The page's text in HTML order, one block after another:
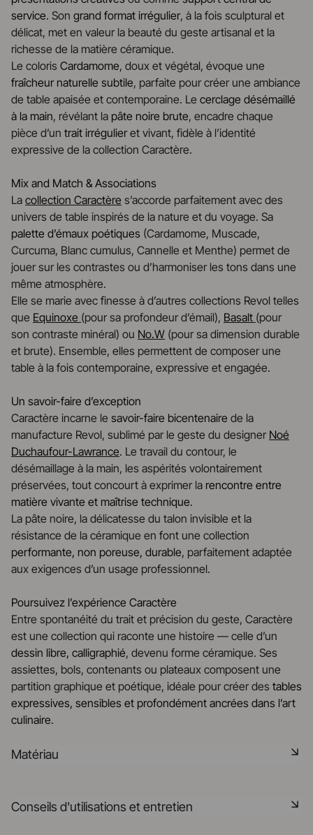
service. Son grand format irrégulier, à la fois sculptural et
délicat, met en valeur la beauté du geste artisanal et la
richesse de la matière céramique.
Le coloris Cardamome, doux et végétal, évoque une
fraîcheur naturelle subtile, parfaite pour créer une ambiance
de table apaisée et contemporaine. Le cerclage désémaillé
à la main, révélant la pâte noire brute, encadre chaque
pièce d’un trait irrégulieret vivant, fidèle à l’identité
expressive de la collection Caractère.
Mix and Match & Associations
La collection Caractère s’accorde parfaitement avec des
univers de table inspirés de la nature et du voyage. Sa
palette d’émaux poétiques (Cardamome, Muscade,
Curcuma, Blanc cumulus, Cannelle et Menthe) permet de
jouer sur les contrastes ou d’harmoniser les tons dans une
même atmosphère.
Elle se marie avec finesse à d’autres collections Revol telles
que Equinoxe (pour sa profondeur d’émail), Basalt (pour
son contraste minéral) ou No.W (pour sa dimension durable
et brute). Ensemble, elles permettent de composer une
table à la fois contemporaine, expressive et engagée.
Un savoir-faire d’exception
Caractère incarne le savoir-faire bicentenaire de la
manufacture Revol, sublimé par le geste du designer Noé
Duchaufour-Lawrance. Le travail du contour, le
désémaillage à la main, les aspérités volontairement
préservées, tout concourt à exprimer la rencontre entre
matière vivante et maîtrise technique.
La pâte noire, la délicatesse du talon invisible et la
résistance de la céramique en font une collection
performante, non poreuse, durable, parfaitement adaptée
aux exigences d’un usage professionnel.
Poursuivez l’expérience Caractère
Entre spontanéité du trait et précision du geste, Caractère
est une collection qui raconte une histoire — celle d’un
dessin libre, calligraphié, devenu forme céramique. Ses
assiettes, bols, contenants ou plateaux composent une
partition graphique et poétique, idéale pour créer des tables
expressives, sensibles et profondément ancrées dans l’art
culinaire.
Matériau
manufacture REVOL. Elle dispose des mêmes qualités
Conseils d'utilisations et entretien